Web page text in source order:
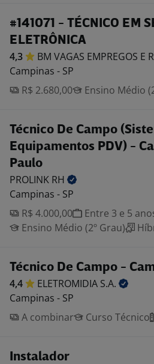
#141071 - TÉCNICO EM
ELETRÔNICA
4,3 BM VAGAS EMPREGOS E
Campinas - SP
R$ 2.680,00
Ensino Médio
Técnico De Campo
Equipamentos PDV) -
Paulo
PROLINK RH
Campinas - SP
R$ 4.000,00
Entre 3 e 5
Ensino Médio (2º Grau)
Técnico De Campo -
4,4 ELETROMIDIA S.A.
Campinas - SP
A combinar
Curso Técnico
Instalador